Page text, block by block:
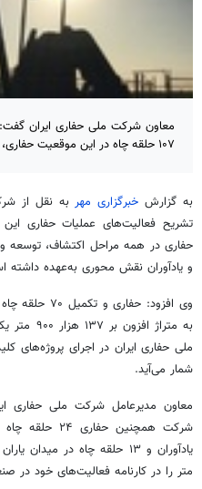
معاون شرکت ملی حفاری ایران گفت:
۱۰۷ حلقه چاه در این موقعیت حفاری، تکمیل و عملیاتی شده است.
به گزارش خبرگزاری مهربه نقل از
تشریح فعالیت‌های عملیات حفاری
حفاری در همه مراحل اکتشاف، توسعه و
و یادآوران نقش محوری به‌عهده داشته
وی افزود:
به
ملی حفاری ایران در اجرای
شمار می‌آید.
معاون مدیرعامل شرکت ملی حفاری
متر را در کارنامه فعالیت‌های خود در